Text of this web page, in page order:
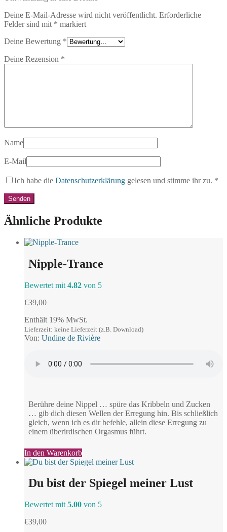
Deine E-Mail-Adresse wird nicht veröffentlicht. Erforderliche
Felder sind mit * markiert
Deine Bewertung *
Deine Rezension *
Name
E-Mail
Ich habe die Datenschutzerklärung gelesen und stimme ihr zu. *
Ähnliche Produkte
Nipple-Trance
Bewertet mit 4.82 von 5
€39,00
Enthält 19% MwSt.
Lieferzeit: keine Lieferzeit (z.B. Download)
Von: Undine de Rivière
Berühre deine Nippel … spüre das Kribbeln und Zucken
… gib dich diesen Wellen der Erregung hin. Bis schließlich
gleich, wenn ich es dir befehle, allein diese Erregung zu
einem überirdischen Orgasmus führt.
In den Warenkorb
Du bist der Spiegel meiner Lust
Bewertet mit 5.00 von 5
€39,00